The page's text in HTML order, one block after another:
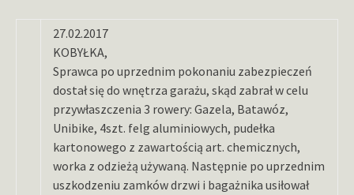
27.02.2017
KOBYŁKA,
Sprawca po uprzednim pokonaniu zabezpieczeń
dostał się do wnętrza garażu, skąd zabrał w celu
przywłaszczenia 3 rowery: Gazela, Batawóz,
Unibike, 4szt. felg aluminiowych, pudełka
kartonowego z zawartością art. chemicznych,
worka z odzieżą używaną. Następnie po uprzednim
uszkodzeniu zamków drzwi i bagażnika usiłował